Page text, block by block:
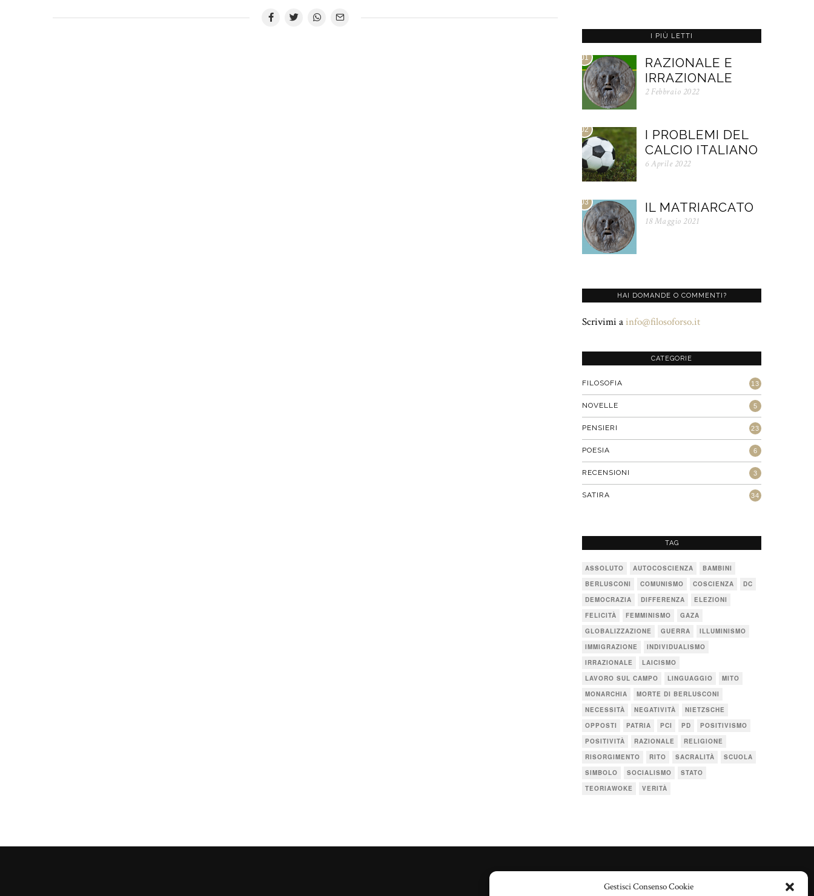
Gestisci Consenso Cookie
I PIÙ LETTI
01
RAZIONALE E
IRRAZIONALE
2 Febbraio 2022
02
I PROBLEMI DEL
CALCIO ITALIANO
6 Aprile 2022
03 IL MATRIARCATO
18 Maggio 2021
HAI DOMANDE O COMMENTI?
Scrivimi ainfo@filosoforso.it
CATEGORIE
FILOSOFIA 13
NOVELLE 5
PENSIERI 23
POESIA 6
RECENSIONI 3
SATIRA 34
TAG
ASSOLUTO AUTOCOSCIENZA
BAMBINI
BERLUSCONI
COMUNISMO COSCIENZA
DC
DEMOCRAZIA
DIFFERENZA
ELEZIONI
FELICITÀ
FEMMINISMO
GAZA
GLOBALIZZAZIONE
GUERRA
ILLUMINISMO
IMMIGRAZIONE
INDIVIDUALISMO
IRRAZIONALE
LAICISMO
LAVORO SUL CAMPO
LINGUAGGIO
MITO
MONARCHIA
MORTE DI BERLUSCONI
NECESSITÀ
NEGATIVITÀ
NIETZSCHE
OPPOSTI
PATRIA PCI PD
POSITIVISMO
POSITIVITÀ
RAZIONALE
RELIGIONE
RISORGIMENTO
RITO SACRALITÀ
SCUOLA
SIMBOLO
SOCIALISMO
STATO
TEORIAWOKE
VERITÀ
TERMINI D’USO